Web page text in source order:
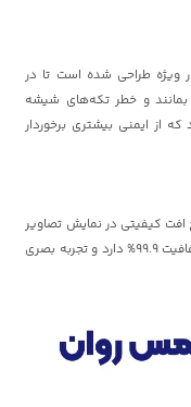
ویژه طراحی شده است تا در
و خطر تکه‌های شیشه
از ایمنی بیشتری برخوردار
کیفیتی در نمایش تصاویر
و ویدئوها مشاهده نخواهید کرد. گلس HD Plus شفافیت 99.9% دارد و تجربه بصری